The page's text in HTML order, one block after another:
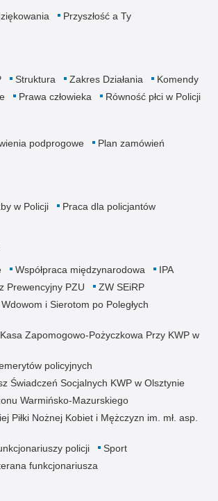
Przyszłość a Ty
Struktura Zakres Działania
Komendy
Prawa człowieka Równość płci w Policji
podprogowe
Plan zamówień
w Policji
Praca dla policjantów
Współpraca międzynarodowa
IPA
Prewencyjny PZU
ZW SEiRP
i Sierotom po Poległych
Zapomogowo-Pożyczkowa Przy KWP w
policyjnych
Świadczeń Socjalnych KWP w Olsztynie
Warmińsko-Mazurskiego
Piłki Nożnej Kobiet i Mężczyzn im. mł. asp.
policji
Sport
funkcjonariusza